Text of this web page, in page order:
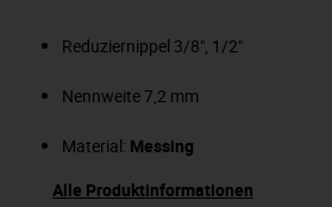
Reduziernippel 3/8", 1/2"
Nennweite 7,2 mm
Material: Messing
Alle Produktinformationen